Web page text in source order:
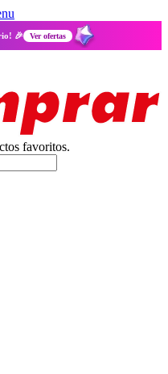
🎉 Ver ofertas
favoritos.